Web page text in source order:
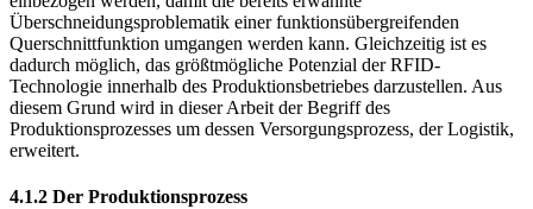
sollen die logistischen Prozesse mit in den Produktionsprozess
einbezogen werden, damit die bereits erwähnte
Überschneidungsproblematik einer funktionsübergreifenden
Querschnittfunktion umgangen werden kann. Gleichzeitig ist es
dadurch möglich, das größtmögliche Potenzial der RFID-
Technologie innerhalb des Produktionsbetriebes darzustellen. Aus
diesem Grund wird in dieser Arbeit der Begriff des
erweitert.